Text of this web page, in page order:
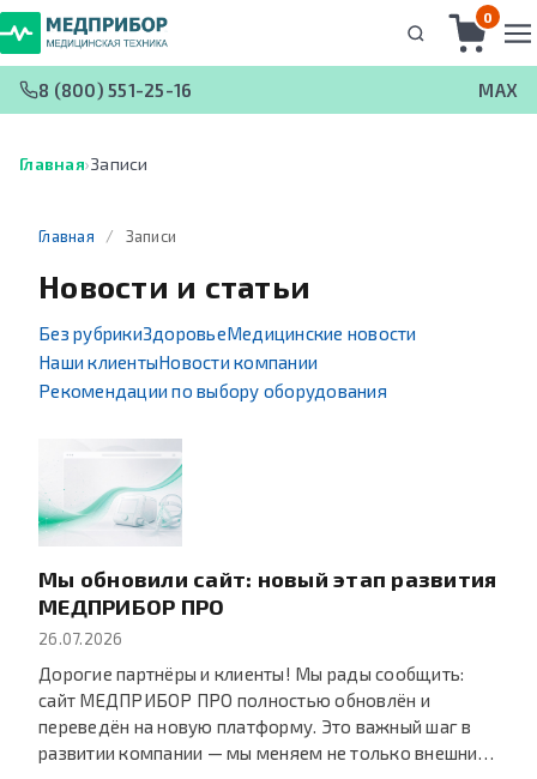
0
8 (800) 551-25-16 MAX
Главная›Записи
Главная / Записи
Новости и статьи
Без рубрикиЗдоровьеМедицинские новости
Наши клиентыНовости компании
Рекомендации по выбору оборудования
Мы обновили сайт: новый этап развития
МЕДПРИБОР ПРО
26.07.2026
Дорогие партнёры и клиенты! Мы рады сообщить:
сайт МЕДПРИБОР ПРО полностью обновлён и
переведён на новую платформу. Это важный шаг в
развитии компании — мы меняем не только внешни…